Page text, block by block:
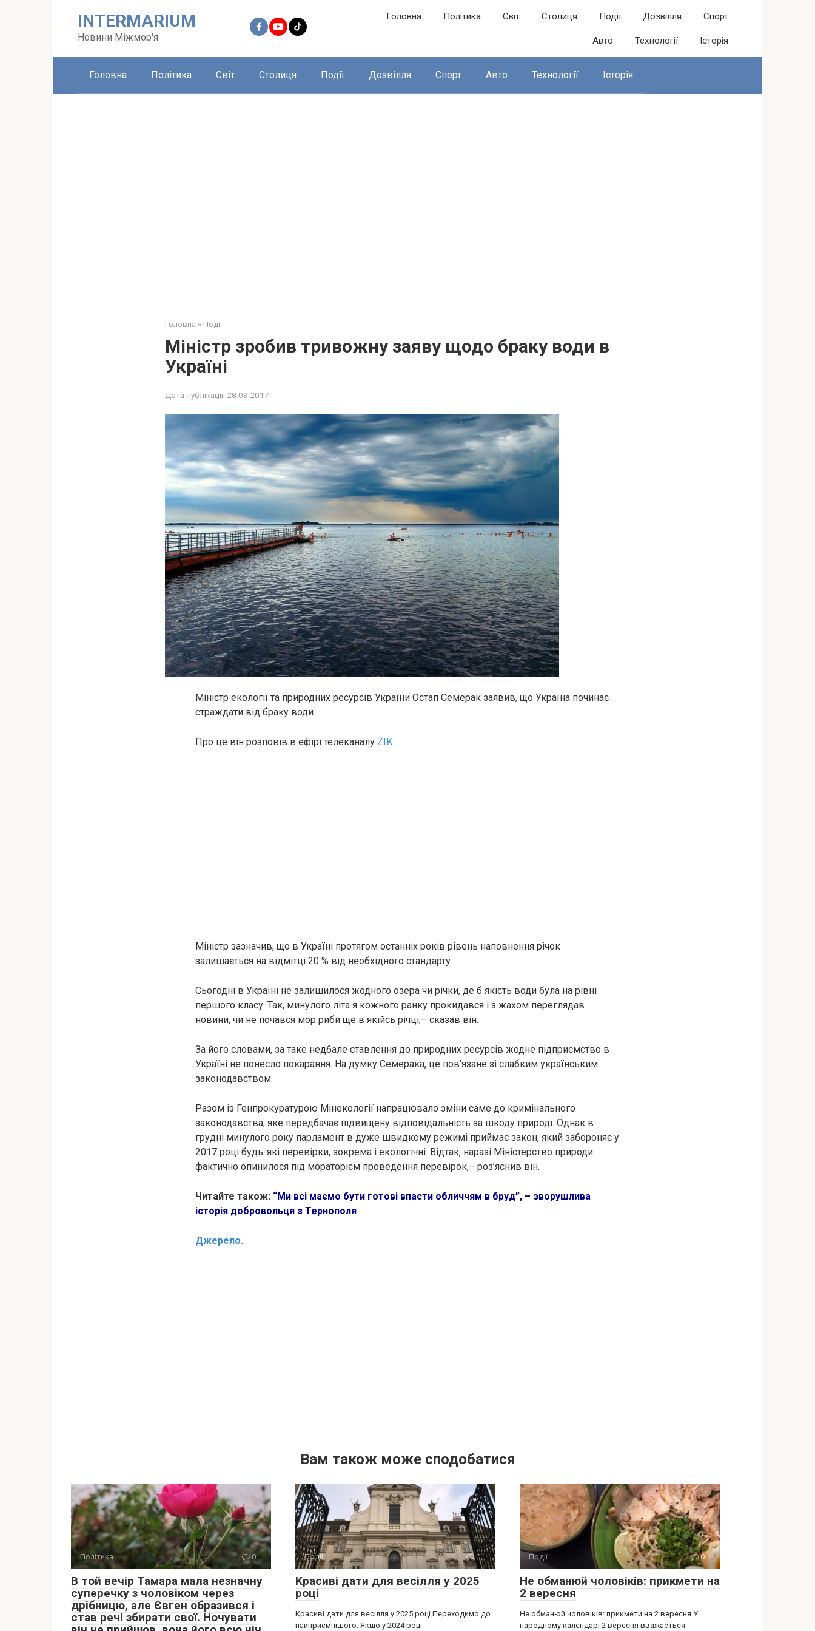
INTERMARIUM
Новини Міжмор'я
Головна Політика Світ Столиця Події Дозвілля Спорт
Авто Технології Історія
Головна Політика Світ Столиця Події Дозвілля Спорт Авто Технології Історія
Головна » Події
Міністр зробив тривожну заяву щодо браку води в
Україні
Дата публікації: 28.03.2017
Міністр екології та природних ресурсів України Остап Семерак заявив, що Україна починає
страждати від браку води.
Про це він розповів в ефірі телеканалу ZIK.
Міністр зазначив, що в Україні протягом останніх років рівень наповнення річок
залишається на відмітці 20 % від необхідного стандарту.
Сьогодні в Україні не залишилося жодного озера чи річки, де б якість води була на рівні
першого класу. Так, минулого літа я кожного ранку прокидався і з жахом переглядав
новини, чи не почався мор риби ще в якійсь річці,– сказав він.
За його словами, за таке недбале ставлення до природних ресурсів жодне підприємство в
Україні не понесло покарання. На думку Семерака, це пов’язане зі слабким українським
законодавством.
Разом із Генпрокуратурою Мінекології напрацювало зміни саме до кримінального
законодавства, яке передбачає підвищену відповідальність за шкоду природі. Однак в
грудні минулого року парламент в дуже швидкому режимі приймає закон, який забороняє у
2017 році будь-які перевірки, зокрема і екологічні. Відтак, наразі Міністерство природи
фактично опинилося під мораторієм проведення перевірок,– роз’яснив він.
Читайте також: “Ми всі маємо бути готові впасти обличчям в бруд”, – зворушлива
історія добровольця з Тернополя
Джерело.
Вам також може сподобатися
Політика 0
В той вечір Тамара мала незначну
суперечку з чоловіком через
дрібницю, але Євген образився і
став речі збирати свої. Ночувати
Події 0
Красиві дати для весілля у 2025
році
Красиві дати для весілля у 2025 році Переходимо до
найприємнішого. Якщо у 2024 році
Події 0
Не обманюй чоловіків: прикмети на
2 вересня
Не обманюй чоловіків: прикмети на 2 вересня У
народному календарі 2 вересня вважається